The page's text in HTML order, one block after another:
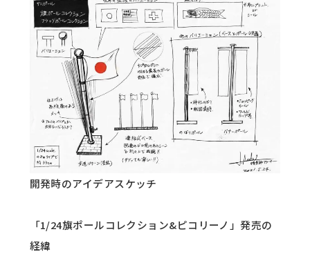
開発時のアイデアスケッチ
「1/24旗ポールコレクション&ピコリーノ」発売の
経緯